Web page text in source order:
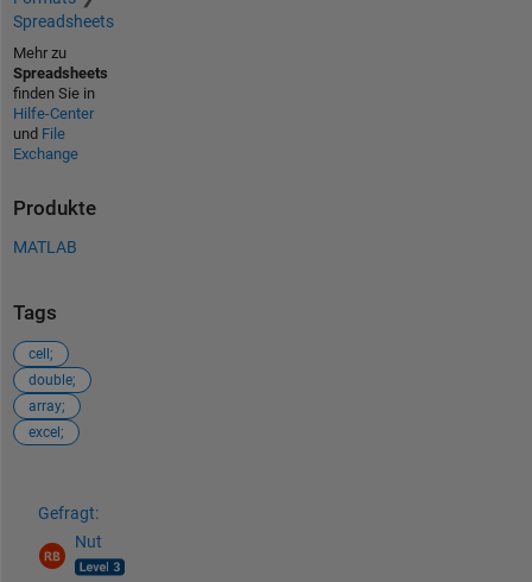
Spreadsheets
Mehr zu
Spreadsheets
finden Sie in
Hilfe-Center
und File
Exchange
Produkte
MATLAB
Tags
cell;
double;
array;
excel;
Gefragt:
Nut